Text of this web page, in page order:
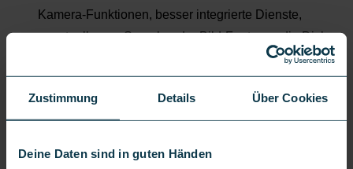
Zustimmung Details Über Cookies
Deine Daten sind in guten Händen
Kamera‑Funktionen, besser integrierte Dienste,
eventuell neue Sprach‑oder Bild‑Features, die Dich